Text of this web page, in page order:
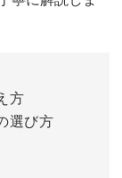
難しそうに感
ような工夫を
方
選び方